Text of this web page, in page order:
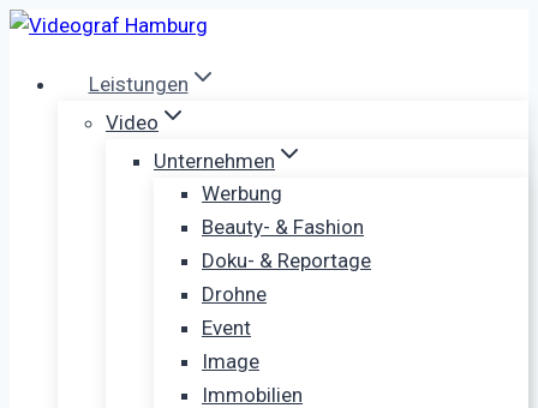
Zum
springen
Leistungen
Video
Unternehmen
Werbung
Beauty- & Fashion
Doku- & Reportage
Drohne
Event
Image
Immobilien